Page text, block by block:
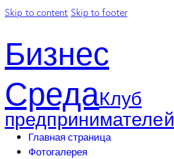
Skip to content Skip to footer
Бизнес
СредаКлуб
предпринимателей
Главная страница
Фотогалерея